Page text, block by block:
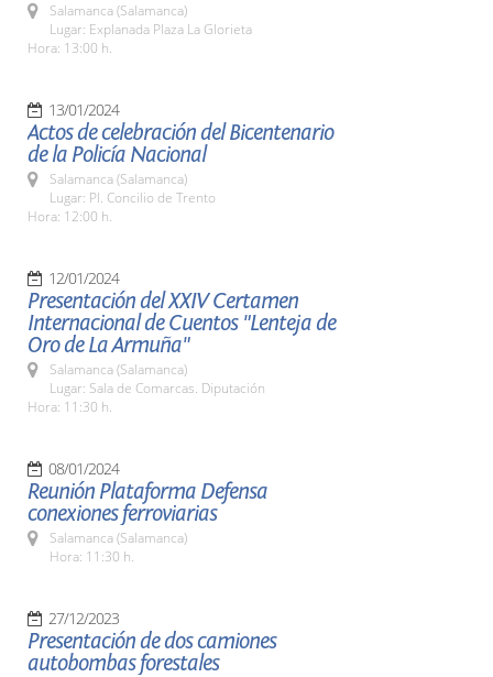
Salamanca (Salamanca)
Lugar: Explanada Plaza La Glorieta
Hora: 13:00 h.
13/01/2024
Actos de celebración del Bicentenario
de la Policía Nacional
Salamanca (Salamanca)
Lugar: Pl. Concilio de Trento
Hora: 12:00 h.
12/01/2024
Presentación del XXIV Certamen
Internacional de Cuentos "Lenteja de
Oro de La Armuña"
Salamanca (Salamanca)
Lugar: Sala de Comarcas. Diputación
Hora: 11:30 h.
08/01/2024
Reunión Plataforma Defensa
conexiones ferroviarias
Salamanca (Salamanca)
Hora: 11:30 h.
27/12/2023
Presentación de dos camiones
autobombas forestales